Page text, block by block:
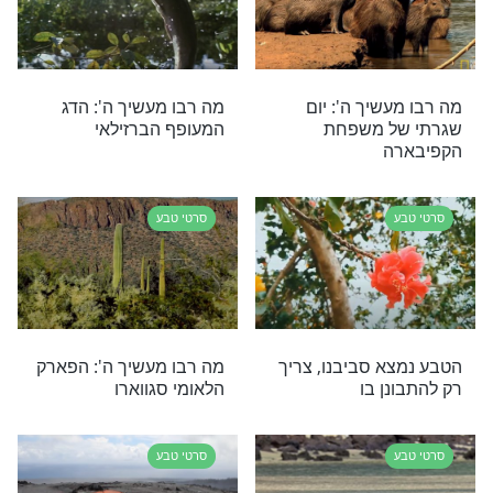
בירושלים
ה': הדג
מה רבו מעשיך ה': הדג שהוא
אמן ההסוואה
סרטי טבע